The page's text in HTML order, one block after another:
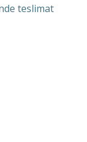
teslimat